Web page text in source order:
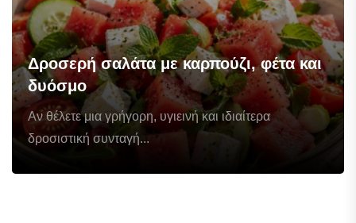
Δροσερή σαλάτα με καρπούζι, φέτα και
δυόσμο
Αν θέλετε μια γρήγορη, υγιεινή και ιδιαίτερα
δροσιστική συνταγή...